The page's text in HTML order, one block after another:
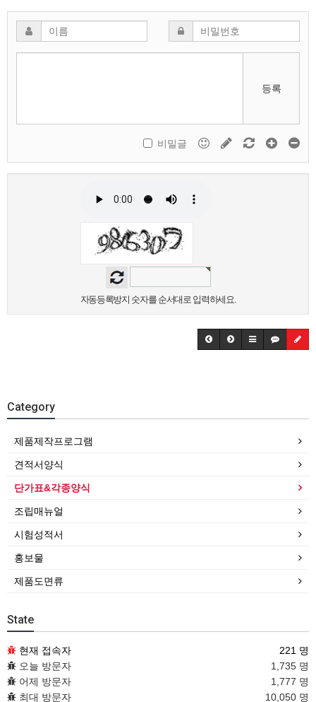
등록
비밀글
자동등록방지 숫자를 순서대로 입력하세요.
Category
제품제작프로그램
견적서양식
단가표&각종양식
조립매뉴얼
시험성적서
홍보물
제품도면류
State
현재 접속자
221 명
오늘 방문자
1,735 명
어제 방문자
1,777 명
최대 방문자
10,050 명